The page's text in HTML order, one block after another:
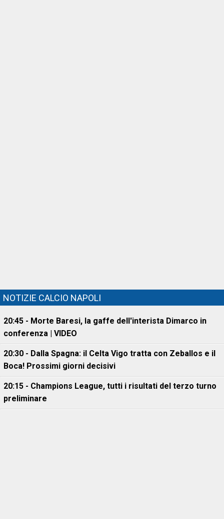
NOTIZIE CALCIO NAPOLI
20:45 - Morte Baresi, la gaffe dell'interista Dimarco in
conferenza | VIDEO
20:30 - Dalla Spagna: il Celta Vigo tratta con Zeballos e il
Boca! Prossimi giorni decisivi
20:15 - Champions League, tutti i risultati del terzo turno
preliminare